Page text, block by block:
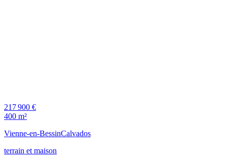
217 900 €
400 m²
Vienne-en-BessinCalvados
terrain et maison